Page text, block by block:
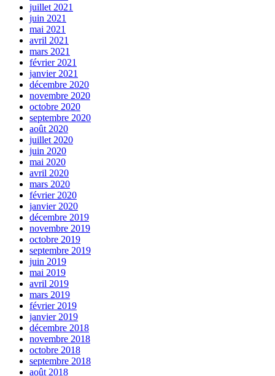
juillet 2021
juin 2021
mai 2021
avril 2021
mars 2021
février 2021
janvier 2021
décembre 2020
novembre 2020
octobre 2020
septembre 2020
août 2020
juillet 2020
juin 2020
mai 2020
avril 2020
mars 2020
février 2020
janvier 2020
décembre 2019
novembre 2019
octobre 2019
septembre 2019
juin 2019
mai 2019
avril 2019
mars 2019
février 2019
janvier 2019
décembre 2018
novembre 2018
octobre 2018
septembre 2018
août 2018